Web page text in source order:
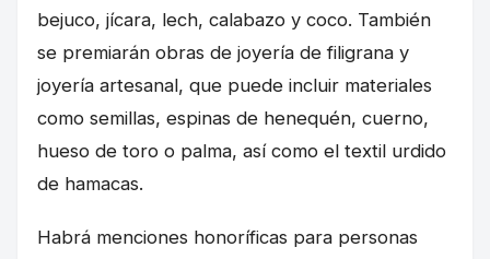
bejuco, jícara, lech, calabazo y coco. También
se premiarán obras de joyería de filigrana y
joyería artesanal, que puede incluir materiales
como semillas, espinas de henequén, cuerno,
hueso de toro o palma, así como el textil urdido
de hamacas.
Habrá menciones honoríficas para personas